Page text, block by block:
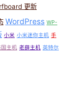
更新
WordPress WP-
小米 小米迷你主机 手
国主机 老薛主机 英特尔